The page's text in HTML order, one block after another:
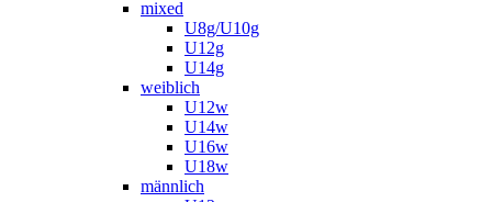
mixed
U8g/U10g
U12g
U14g
weiblich
U12w
U14w
U16w
U18w
männlich